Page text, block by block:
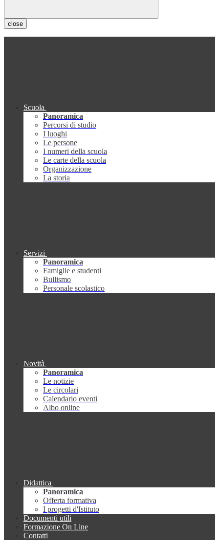
close
Scuola
Panoramica
Percorsi di studio
I luoghi
Le persone
I numeri della scuola
Le carte della scuola
Organizzazione
La storia
Servizi
Panoramica
Famiglie e studenti
Bullismo
Personale scolastico
Novità
Panoramica
Le notizie
Le circolari
Calendario eventi
Albo online
Didattica
Panoramica
Offerta formativa
I progetti d'Istituto
Documenti utili
Formazione On Line
Contatti